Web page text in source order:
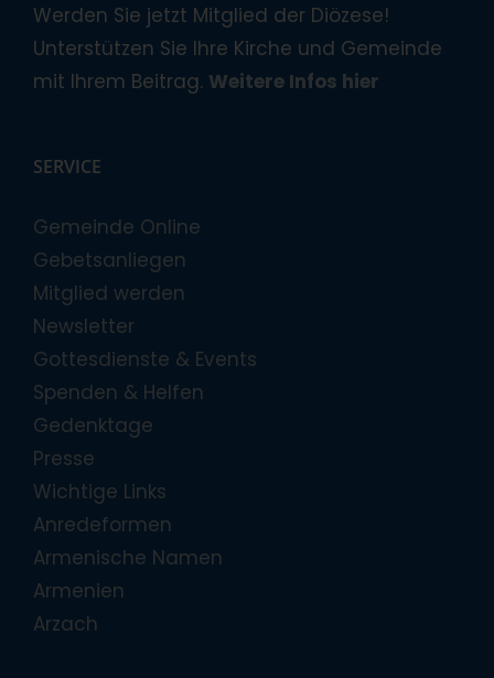
Werden Sie jetzt Mitglied der Diözese!
Unterstützen Sie Ihre Kirche und Gemeinde
mit Ihrem Beitrag. Weitere Infos hier
SERVICE
Gemeinde Online
Gebetsanliegen
Mitglied werden
Newsletter
Gottesdienste & Events
Spenden & Helfen
Gedenktage
Presse
Wichtige Links
Anredeformen
Armenische Namen
Armenien
Arzach